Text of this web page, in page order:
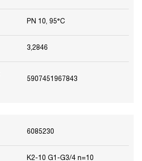
PN 10, 95°C
3,2846
5907451967843
6085230
K2-10 G1-G3/4 n=10